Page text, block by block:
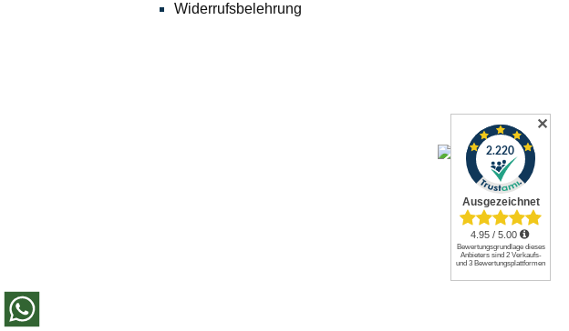
Widerrufsbelehrung
WhatsApp
✕